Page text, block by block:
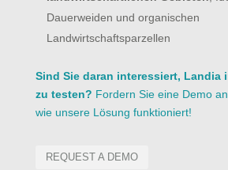
Dauerweiden und organischen
Landwirtschaftsparzellen
Sind Sie daran interessiert, Landia
zu testen? Fordern Sie eine Demo
wie unsere Lösung funktioniert!
REQUEST A DEMO